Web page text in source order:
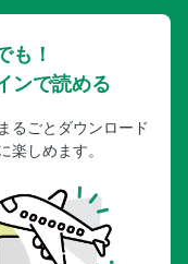
も！
ンで読める
るごとダウンロード
楽しめます。